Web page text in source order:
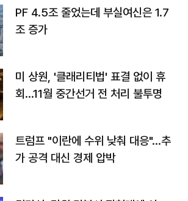
PF 4.5조 줄었는데 부실여신은 1.7
조 증가
미 상원, '클래리티법' 표결 없이 휴
회…11월 중간선거 전 처리 불투명
트럼프 "이란에 수위 낮춰 대응"…추
가 공격 대신 경제 압박